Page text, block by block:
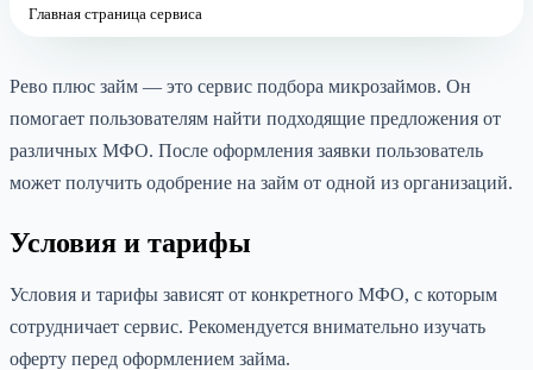
Главная страница сервиса
Рево плюс займ — это сервис подбора микрозаймов. Он
помогает пользователям найти подходящие предложения от
различных МФО. После оформления заявки пользователь
может получить одобрение на займ от одной из организаций.
Условия и тарифы
Условия и тарифы зависят от конкретного МФО, с которым
сотрудничает сервис. Рекомендуется внимательно изучать
оферту перед оформлением займа.